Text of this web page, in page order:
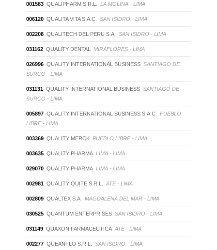
001583 QUALIPHARM S.R.L. LA MOLINA - LIMA
006120 QUALITA VITA S.A.C. SAN ISIDRO - LIMA
002208 QUALITECH DEL PERU S.A. SAN ISIDRO - LIMA
031162 QUALITY DENTAL MIRAFLORES - LIMA
026996 QUALITY INTERNATIONAL BUSINESS SANTIAGO DE
SURCO - LIMA
031131 QUALITY INTERNATIONAL BUSINESS SANTIAGO DE
SURCO - LIMA
005897 QUALITY INTERNATIONAL BUSINESS S.A.C.
PUEBLO
LIBRE - LIMA
003369 QUALITY MERCK PUEBLO LIBRE - LIMA
003635 QUALITY PHARMA LIMA - LIMA
029070 QUALITY PHARMA LIMA - LIMA
002981 QUALITY QUITE S.R.L. ATE - LIMA
002809 QUALTEX S.A. MAGDALENA DEL MAR - LIMA
030525 QUANTUM ENTERPRISES SAN ISIDRO - LIMA
031149 QUAXON FARMACEUTICA ATE - LIMA
002277 QUEANFLO S.R.L. SAN ISIDRO - LIMA